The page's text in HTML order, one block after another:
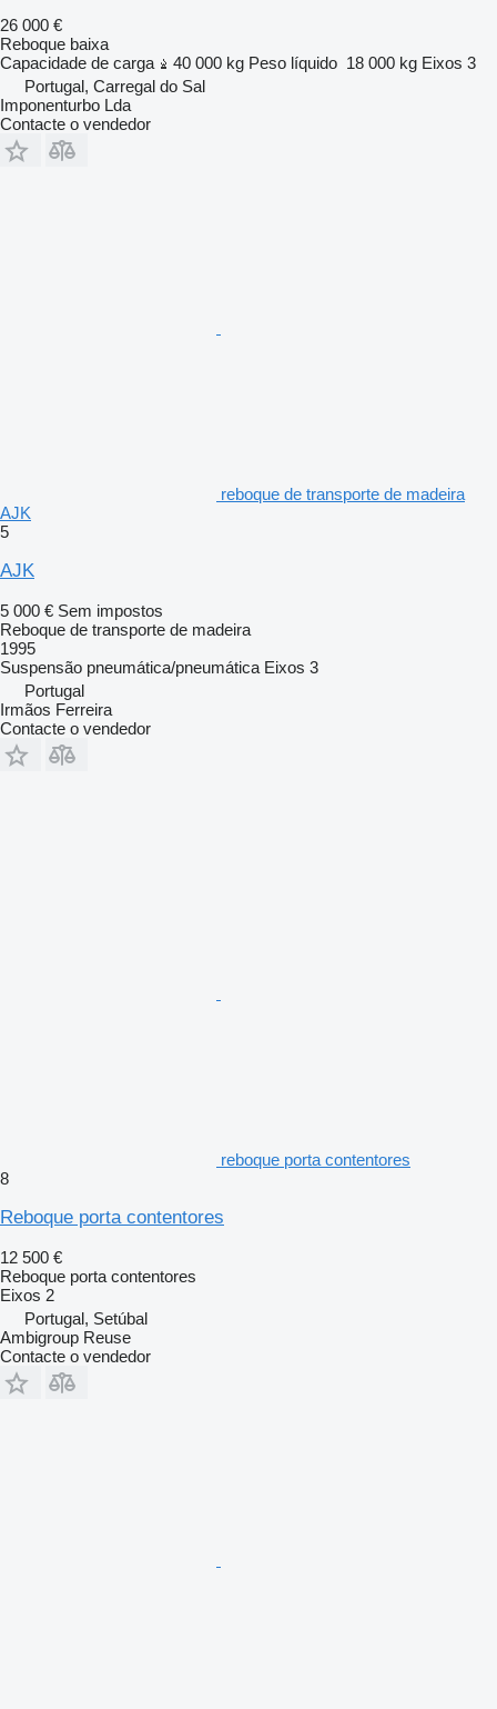
26 000 €
Reboque baixa
Capacidade de carga
40 000 kg Peso líquido 18 000 kg Eixos 3
Portugal, Carregal do Sal
Imponenturbo Lda
Contacte o vendedor
reboque de transporte de madeira
AJK
5
AJK
5 000 € Sem impostos
Reboque de transporte de madeira
1995
Suspensão pneumática/pneumática Eixos 3
Portugal
Irmãos Ferreira
Contacte o vendedor
reboque porta contentores
8
Reboque porta contentores
12 500 €
Reboque porta contentores
Eixos 2
Portugal, Setúbal
Ambigroup Reuse
Contacte o vendedor